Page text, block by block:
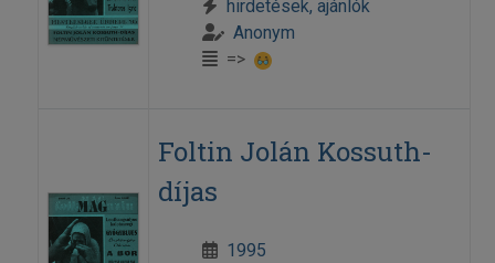
hirdetések, ajánlók
Anonym
=>
Foltin Jolán Kossuth-
díjas
1995